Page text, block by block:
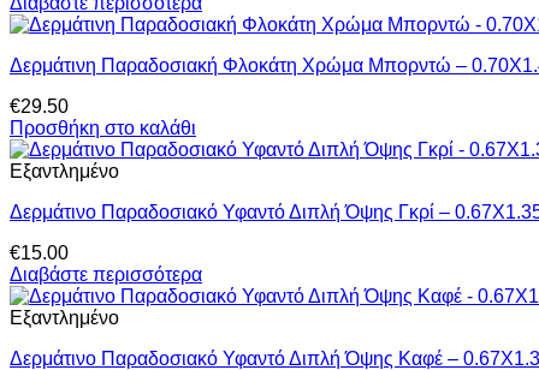
Δερμάτινη Παραδοσιακή Φλοκάτη Χρώμα Μπορντώ –
€29.50
Προσθήκη στο καλάθι
Εξαντλημένο
Δερμάτινο Παραδοσιακό Υφαντό Διπλή Όψης Γκρί –
€15.00
Διαβάστε περισσότερα
Εξαντλημένο
Δερμάτινο Παραδοσιακό Υφαντό Διπλή Όψης Καφέ –